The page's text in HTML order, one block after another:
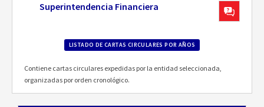
Superintendencia Financiera
LISTADO DE CARTAS CIRCULARES POR AÑOS
Contiene cartas circulares expedidas por la entidad seleccionada,
organizadas por orden cronológico.